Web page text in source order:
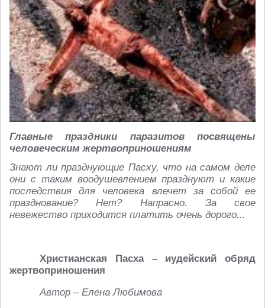
Главные праздники паразитов посвящены
человеческим жертвоприношениям
Знают ли празднующие Пасху, что на самом деле
они с таким воодушевлением празднуют и какие
последствия для человека влечет за собой ее
празднование? Нет? Напрасно. За свое
невежество приходится платить очень дорого...
Христианская Пасха – иудейский обряд
жертвоприношения
Автор – Елена Любимова